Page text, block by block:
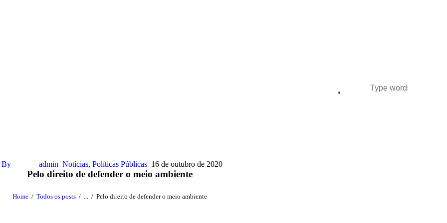
By admin Notícias, Políticas Públicas 16 de outubro de 2020
Pelo direito de defender o meio ambiente
Home Todos os posts ... Pelo direito de defender o meio ambiente